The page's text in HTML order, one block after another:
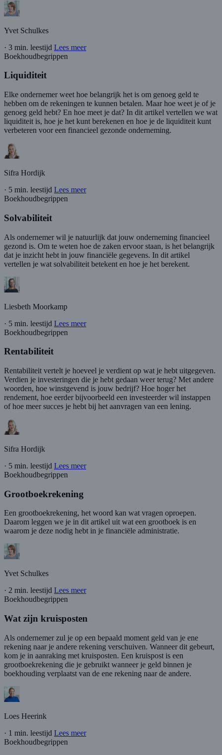
Yvet Schulkes
· 3 min. leestijd Lees meer
Boekhoudbegrippen
Liquiditeit
Elke ondernemer weet hoe belangrijk het is om genoeg geld te
hebben om de rekeningen te kunnen betalen. Maar hoe weet je of je
genoeg geld hebt? En hoe meet je dat? In dit artikel vertellen we wat
liquiditeit is, hoe je het kunt berekenen en hoe je de liquiditeit kunt
verbeteren voor een financieel gezonde onderneming.
Sifra Hordijk
· 5 min. leestijd Lees meer
Boekhoudbegrippen
Solvabiliteit
Als ondernemer wil je natuurlijk dat jouw onderneming financieel
gezond is. Om te weten hoe de zaken ervoor staan, is het belangrijk
dat je inzicht hebt in jouw financiële gegevens. In dit artikel
vertellen je wat solvabiliteit betekent en hoe je het berekent.
Liesbeth Moorkamp
· 5 min. leestijd Lees meer
Boekhoudbegrippen
Rentabiliteit
Rentabiliteit vertelt je hoeveel je verdient op wat je hebt uitgegeven.
Verdien je investeringen die je hebt gedaan weer terug? Met andere
woorden, hoe winstgevend is jouw bedrijf? Hoe hoger het
rendement, hoe eerder bijvoorbeeld een investeerder wil instappen
of hoe meer succes je hebt bij het aanvragen van een lening.
Sifra Hordijk
· 5 min. leestijd Lees meer
Boekhoudbegrippen
Grootboekrekening
Een grootboekrekening, het woord kan wat vragen oproepen.
Daarom leggen we je in dit artikel uit wat een grootboek is en
waarom je deze nodig hebt in je financiële administratie.
Yvet Schulkes
· 2 min. leestijd Lees meer
Boekhoudbegrippen
Wat zijn kruisposten
Als ondernemer zul je op een bepaald moment geld van je ene
rekening naar je andere rekening verschuiven. Wanneer dit gebeurt,
kom je in aanraking met kruisposten. Een kruispost is een
grootboekrekening die je gebruikt wanneer je geld binnen je
boekhouding verplaatst van de ene rekening naar de andere.
Loes Heerink
· 1 min. leestijd Lees meer
Boekhoudbegrippen